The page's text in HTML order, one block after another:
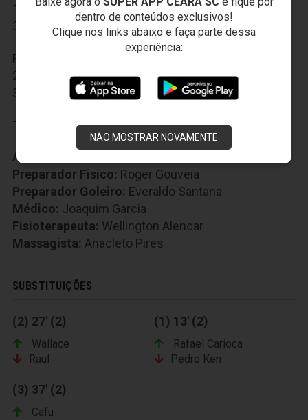
dentro de conteúdos exclusivos!
Clique nos links abaixo e faça parte dessa
experiência:
NÃO MOSTRAR NOVAMENTE
17-Raul, 26-Richardson,31-Roberto,
33-Rafael Pereira ,88-Pedro Ken
Reservas:
20-Wallace,22-Cafu,27-Fernando Henrique
30-Pio
35-Rafael Carioca 40-Arthur
Técnico: Marcelo Chamusca
Auxiliar Técnico:
Preparador Fisico: Roger Gouveia
Preparador Goleiro: Everaldo Santana
Médico: Joaquim Garcia
Fisioterapeuta: Wellington Alencar
Massagista: Anacleto Pires
SUBSTITUIÇÕES
(2) 27' (2)
Wallace
Raul
(1) 13' (2)
Rafael Carioca
Pedro Ken
(3) 37' (2)
Cafu